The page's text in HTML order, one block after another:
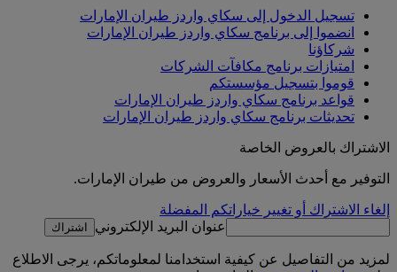
تسجيل الدخول إلى سكاي واردز طيران الإمارات
انضموا إلى برنامج سكاي واردز طيران الإمارات
شركاؤنا
امتيازات برنامج مكافآت الشركات
قوموا بتسجيل مؤسستكم
قواعد برنامج سكاي واردز طيران الإمارات
تحديثات برنامج سكاي واردز طيران الإمارات
الاشتراك بالعروض الخاصة
التوفير مع أحدث الأسعار والعروض من طيران الإمارات.
إلغاء الاشتراك أو تغيير خياراتكم المفضلة
عنوان البريد الإلكتروني
اشتراك
لمزيد من التفاصيل عن كيفية استخدامنا لمعلوماتكم، يرجى الاطلاع